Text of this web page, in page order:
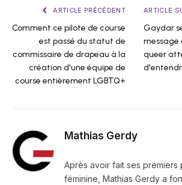
ARTICLE PRÉCÉDENT
Comment ce pilote de course
est passé du statut de
commissaire de drapeau à la
création d'une équipe de
course entièrement LGBTQ+
ARTICLE
Gaydar
message
queer
Mathias Gerdy
Après avoir fait ses premiers
féminine, Mathias Gerdy a